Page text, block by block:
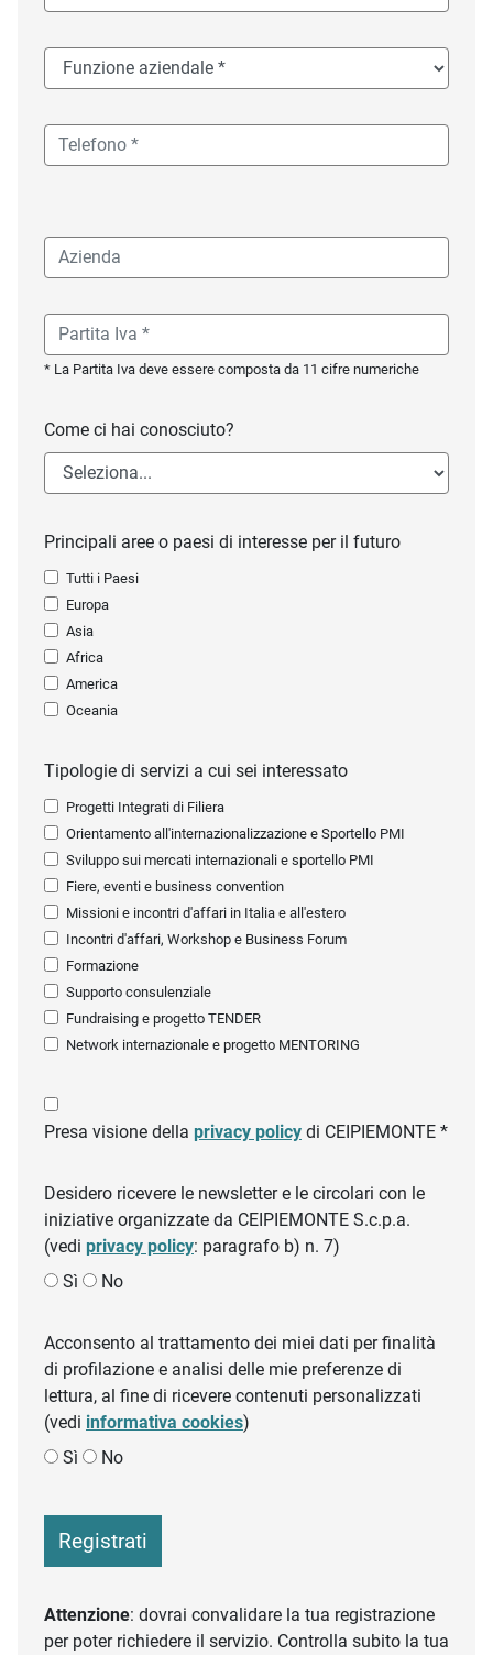
* La Partita Iva deve essere composta da 11 cifre numeriche
Come ci hai conosciuto?
Principali aree o paesi di interesse per il futuro
Tutti i Paesi
Europa
Asia
Africa
America
Oceania
Tipologie di servizi a cui sei interessato
Progetti Integrati di Filiera
Orientamento all'internazionalizzazione e Sportello PMI
Sviluppo sui mercati internazionali e sportello PMI
Fiere, eventi e business convention
Missioni e incontri d'affari in Italia e all'estero
Incontri d'affari, Workshop e Business Forum
Formazione
Supporto consulenziale
Fundraising e progetto TENDER
Network internazionale e progetto MENTORING
Presa visione della privacy policy di CEIPIEMONTE *
Desidero ricevere le newsletter e le circolari con le
iniziative organizzate da CEIPIEMONTE S.c.p.a.
(vedi privacy policy: paragrafo b) n. 7)
Sì
No
Acconsento al trattamento dei miei dati per finalità
di profilazione e analisi delle mie preferenze di
lettura, al fine di ricevere contenuti personalizzati
(vedi informativa cookies)
Sì
No
Registrati
Attenzione: dovrai convalidare la tua registrazione
per poter richiedere il servizio. Controlla subito la tua